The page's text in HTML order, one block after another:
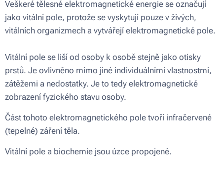
Veškeré tělesné elektromagnetické energie se označují
jako vitální pole, protože se vyskytují pouze v živých,
vitálních organizmech a vytvářejí elektromagnetické pole.
Vitální pole se liší od osoby k osobě stejně jako otisky
prstů. Je ovlivněno mimo jiné individuálními vlastnostmi,
zátěžemi a nedostatky. Je to tedy elektromagnetické
zobrazení fyzického stavu osoby.
Část tohoto elektromagnetického pole tvoří infračervené
(tepelné) záření těla.
Vitální pole a biochemie jsou úzce propojené.